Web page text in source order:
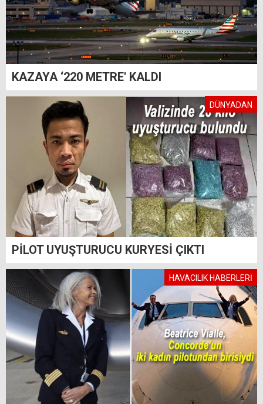
KAZAYA ‘220 METRE' KALDI
DÜNYADAN
PİLOT UYUŞTURUCU KURYESİ ÇIKTI
HAVACILIK HABERLERİ